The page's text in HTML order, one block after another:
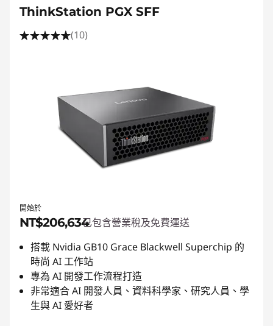
ThinkStation PGX SFF
(10)
開始於
NT$206,634已包含營業稅及免費運送
搭載 Nvidia GB10 Grace Blackwell Superchip 的
時尚 AI 工作站
專為 AI 開發工作流程打造
非常適合 AI 開發人員、資料科學家、研究人員、學
生與 AI 愛好者